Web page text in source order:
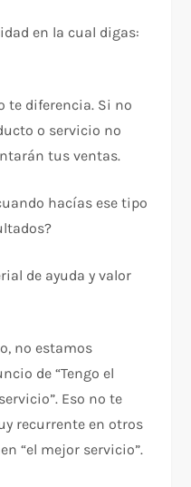
en la cual digas:
te diferencia. Si no
o servicio no
tus ventas.
hacías ese tipo
de ayuda y valor
no estamos
de “Tengo el
Eso no te
recurrente en otros
“el mejor servicio”.